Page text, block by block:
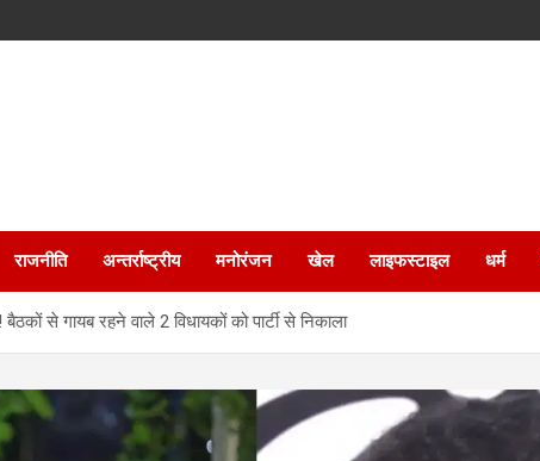
राजनीति अन्तर्राष्ट्रीय मनोरंजन खेल लाइफस्टाइल धर्म
से गायब रहने वाले 2 विधायकों को पार्टी से निकाला